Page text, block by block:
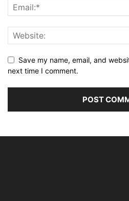
Save my name, email, and
next time I comment.